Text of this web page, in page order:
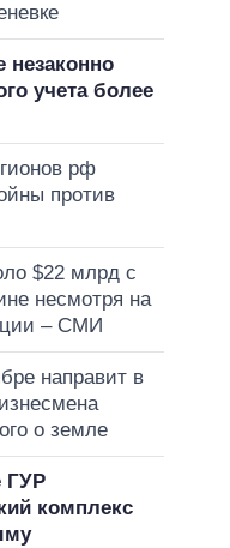
незаконно
учета более
рф
против
$22 млрд с
несмотря на
– СМИ
направит в
о земле
ГУР
комплекс